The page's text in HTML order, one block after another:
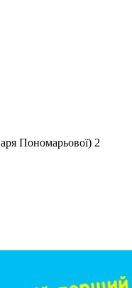
Пономарьової) 2